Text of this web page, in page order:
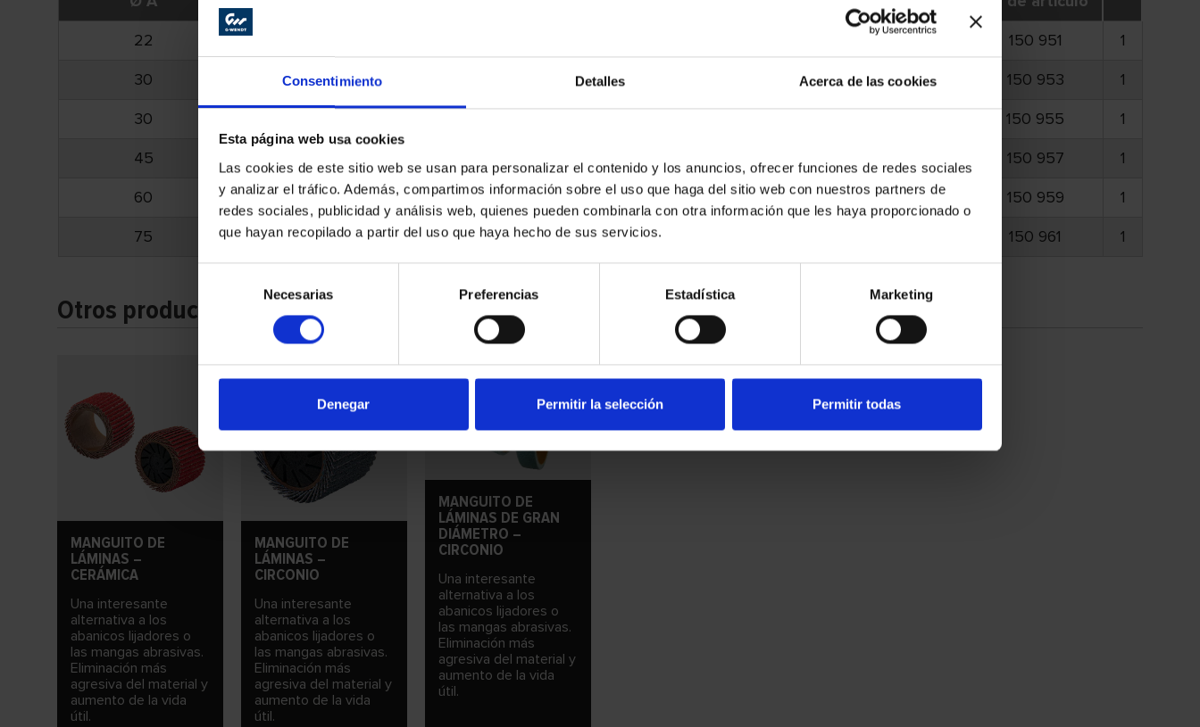
Consentimiento Detalles Acerca de las cookies
Esta página web usa cookies
Las cookies de este sitio web se usan para personalizar el contenido y los anuncios, ofrecer funciones de redes sociales
y analizar el tráfico. Además, compartimos información sobre el uso que haga del sitio web con nuestros partners de
redes sociales, publicidad y análisis web, quienes pueden combinarla con otra información que les haya proporcionado o
que hayan recopilado a partir del uso que haya hecho de sus servicios.
consentimiento
Necesarias Preferencias Estadística Marketing
Denegar Permitir la selección Permitir todas
22
20 6 150 951
1
30
150 122 150 127 6 150 953
1
30
150 955
1
45
150 262 150 265 150 267 12.700 150 957
1
60
30 150 342 150 344 150 345 150 347 9.500 10 6 150 959
1
75
30 150 442 150 444 150 445 150 447 150 961 1
Otros productos
MANGUITO DE
LÁMINAS –
CERÁMICA
Una interesante
alternativa a los
abanicos lijadores o
las mangas abrasivas.
Eliminación más
agresiva del material y
aumento de la vida
útil.
MANGUITO DE
LÁMINAS –
CIRCONIO
Una interesante
alternativa a los
abanicos lijadores o
las mangas abrasivas.
Eliminación más
agresiva del material y
aumento de la vida
útil.
MANGUITO DE
LÁMINAS DE GRAN
DIÁMETRO –
CIRCONIO
Una interesante
alternativa a los
abanicos lijadores o
las mangas abrasivas.
Eliminación más
agresiva del material y
aumento de la vida
útil.